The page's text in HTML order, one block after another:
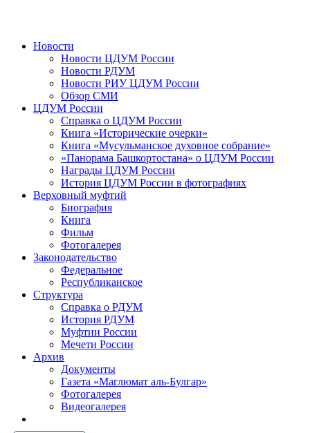
Новости
Новости ЦДУМ России
Новости РДУМ
Новости РИУ ЦДУМ России
Обзор СМИ
ЦДУМ России
Справка о ЦДУМ России
Книга «Исторические очерки»
Книга «Мусульманское духовное собрание»
«Панорама Башкортостана» о ЦДУМ России
Награды ЦДУМ России
История ЦДУМ России в фотографиях
Верховный муфтий
Биография
Книга
Фильм
Фотогалерея
Законодательство
Федеральное
Республиканское
Структура
Справка о РДУМ
История РДУМ
Муфтии России
Мечети России
Архив
Документы
Газета «Маглюмат аль-Булгар»
Фотогалерея
Видеогалерея